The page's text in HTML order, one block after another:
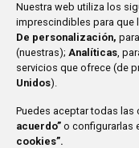
Nuestra web utiliza los
imprescindibles para que
De personalización,
(nuestras); Analíticas,
servicios que ofrece (de
Unidos).
Puedes aceptar todas
acuerdo” o configurarlas
cookies”.
El Ayuntamiento
Servicios Municipales
Nuestra Ciudad
Trámites